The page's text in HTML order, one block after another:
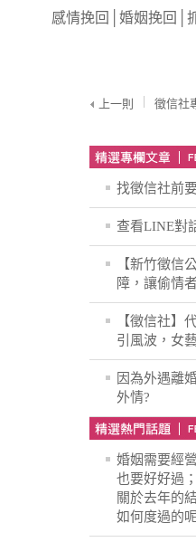
感情挽回 │婚姻挽回 │
上一則 徵信社
找徵信社前
查看LINE對
【新竹徵信
障，讓偷情
【徵信社】
引風波，女
因為外遇離
外情?
婚姻需要經
也要好好過
關於去年的
如何度過的